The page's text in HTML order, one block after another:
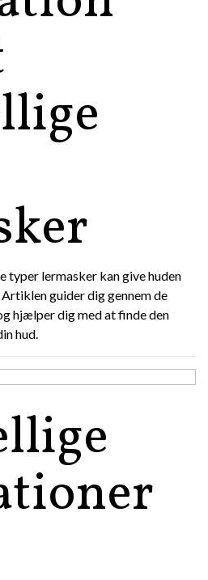
typer lermasker kan give huden
guider dig gennem de
hjælper dig med at finde den
hud.